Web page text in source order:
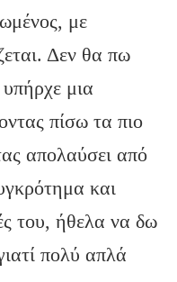
με
Δεν θα πω
μια
πίσω τα πιο
απολαύσει από
και
του, ήθελα να δω
πολύ απλά